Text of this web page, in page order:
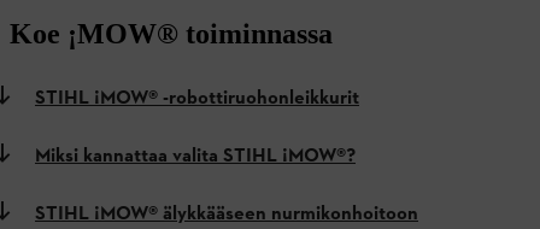
Koe ¡MOW® toiminnassa
STIHL ¡MOW® -robottiruohonleikkurit
Miksi kannattaa valita STIHL ¡MOW®?
STIHL ¡MOW® älykkääseen nurmikonhoitoon